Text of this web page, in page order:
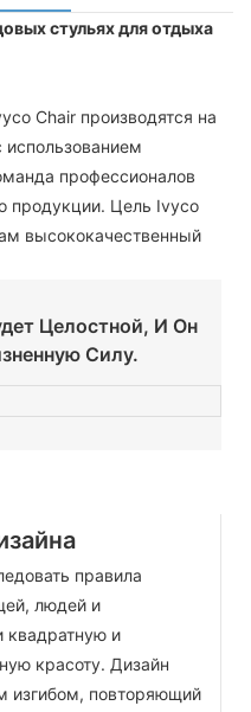
стульях для отдыха
Chair производятся на
использованием
профессионалов
продукции. Цель Ivyco
высококачественный
Целостной, И Он
Силу.
правила
людей и
квадратную и
красоту. Дизайн
изгибом, повторяющий